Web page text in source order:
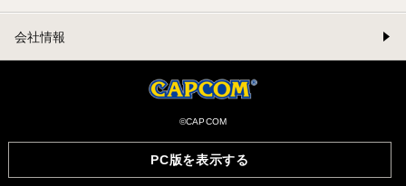
PC版を表示する
会社情報
©CAPCOM